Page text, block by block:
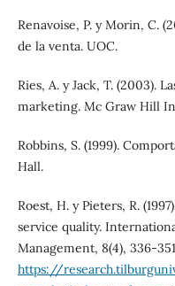
Renavoise, P. y Morin, C.
de la venta. UOC.
Ries, A. y Jack, T. (2003).
marketing. Mc Graw Hill
Robbins, S. (1999).
Hall.
Roest, H. y Pieters, R.
service quality.
Management, 8(4), 336-
https://